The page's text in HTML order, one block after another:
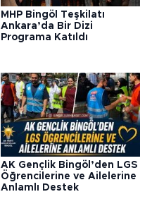
MHP Bingöl Teşkilatı
Ankara’da Bir Dizi
Programa Katıldı
AK Gençlik Bingöl’den LGS
Öğrencilerine ve Ailelerine
Anlamlı Destek